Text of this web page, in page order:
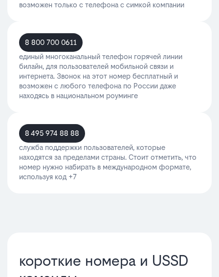
возможен только с телефона с симкой компании
8 800 700 0611
единый многоканальный телефон горячей линии
билайн, для пользователей мобильной связи и
интернета. Звонок на этот номер бесплатный и
возможен с любого телефона по России даже
находясь в национальном роуминге
8 495 974 88 88
служба поддержки пользователей, которые
находятся за пределами страны. Стоит отметить, что
номер нужно набирать в международном формате,
используя код +7
короткие номера и USSD